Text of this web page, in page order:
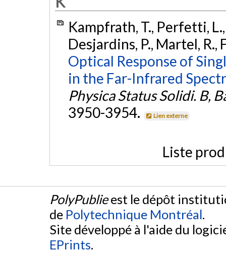
Kampfrath, T., Perfetti,
Desjardins, P., Martel,
Optical Response of
in the Far-Infrared
Physica Status Solidi. B,
3950-3954.
Lien externe
Liste
PolyPublieest le dépôt
de Polytechnique Montréal.
Site développé à l'aide du
EPrints.